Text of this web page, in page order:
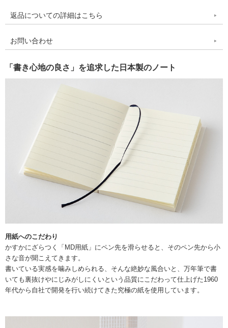
返品についての詳細はこちら
お問い合わせ
「書き心地の良さ」を追求した日本製のノート
用紙へのこだわり
かすかにざらつく「MD用紙」にペン先を滑らせると、そのペン先から小
さな音が聞こえてきます。
書いている実感を噛みしめられる、そんな絶妙な風合いと、万年筆で書
いても裏抜けやにじみがしにくいという品質にこだわって仕上げた1960
年代から自社で開発を行い続けてきた究極の紙を使用しています。